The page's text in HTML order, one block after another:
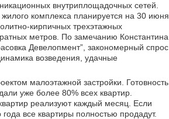
внутриплощадочных сетей.
комплекса планируется на 30 июня
кирпичных трехэтажных
метров. По замечанию Константина
Девелопмент”, закономерный спрос
возведения, удачные
малоэтажной застройки. Готовность
уже более 80% всех квартир.
реализуют каждый месяц. Если
все квартиры полностью продадут.